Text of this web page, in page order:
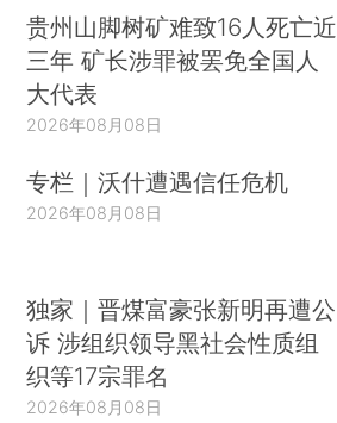
贵州山脚树矿难致16人死亡近
三年 矿长涉罪被罢免全国人
大代表
2026年08月08日
专栏｜沃什遭遇信任危机
2026年08月08日
独家｜晋煤富豪张新明再遭公
诉 涉组织领导黑社会性质组
织等17宗罪名
2026年08月08日